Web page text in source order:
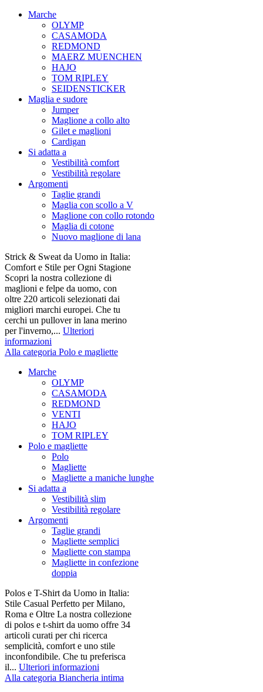
Marche
OLYMP
CASAMODA
REDMOND
MAERZ MUENCHEN
HAJO
TOM RIPLEY
SEIDENSTICKER
Maglia e sudore
Jumper
Maglione a collo alto
Gilet e maglioni
Cardigan
Si adatta a
Vestibilità comfort
Vestibilità regolare
Argomenti
Taglie grandi
Maglia con scollo a V
Maglione con collo rotondo
Maglia di cotone
Nuovo maglione di lana
Strick & Sweat da Uomo in Italia:
Comfort e Stile per Ogni Stagione
Scopri la nostra collezione di
maglioni e felpe da uomo, con
oltre 220 articoli selezionati dai
migliori marchi europei. Che tu
cerchi un pullover in lana merino
per l'inverno,... Ulteriori
informazioni
Alla categoria Polo e magliette
Marche
OLYMP
CASAMODA
REDMOND
VENTI
HAJO
TOM RIPLEY
Polo e magliette
Polo
Magliette
Magliette a maniche lunghe
Si adatta a
Vestibilità slim
Vestibilità regolare
Argomenti
Taglie grandi
Magliette semplici
Magliette con stampa
Magliette in confezione
doppia
Polos e T-Shirt da Uomo in Italia:
Stile Casual Perfetto per Milano,
Roma e Oltre La nostra collezione
di polos e t-shirt da uomo offre 34
articoli curati per chi ricerca
semplicità, comfort e uno stile
inconfondibile. Che tu preferisca
il... Ulteriori informazioni
Alla categoria Biancheria intima